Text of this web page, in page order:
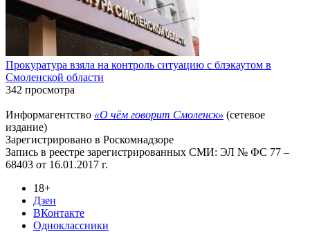
Прокуратура взяла на контроль ситуацию с блэкаутом в
Смоленской области
342 просмотра
Информагентство «О чём говорит Смоленск» (сетевое
издание)
Зарегистрировано в Роскомнадзоре
Запись в реестре зарегистрированных СМИ: ЭЛ № ФС 77 –
68403 от 16.01.2017 г.
18+
Дзен
ВКонтакте
Одноклассники